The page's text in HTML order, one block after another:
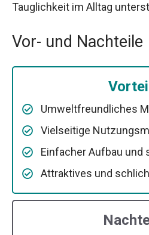
Tauglichkeit im Alltag
Vor- und Nachteile
Umweltfreundliches
Vielseitige
Einfacher Aufbau und
Attraktives und